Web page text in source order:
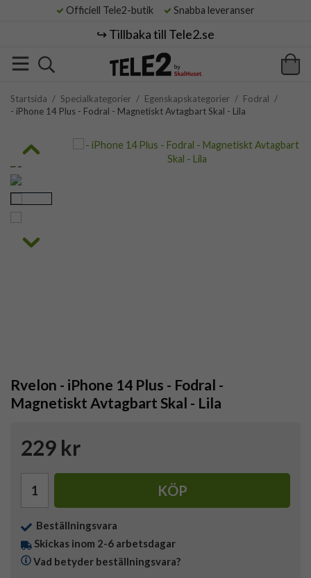
Officiell Tele2-butik Snabba leveranser
↪️ Tillbaka till Tele2.se
Startsida / Specialkategorier / Egenskapskategorier / Fodral /
- iPhone 14 Plus - Fodral - Magnetiskt Avtagbart Skal - Lila
Rvelon - iPhone 14 Plus - Fodral -
Magnetiskt Avtagbart Skal - Lila
229 kr
KÖP
Beställningsvara
Skickas inom 2-6 arbetsdagar
Vad betyder beställningsvara?